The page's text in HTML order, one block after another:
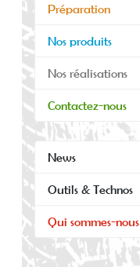
Préparation
Nos produits
Nos réalisations
Contactez-nous
News
Outils & Technos
Qui sommes-nous